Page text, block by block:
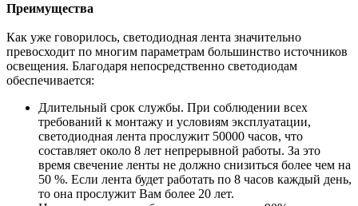
Преимущества
Как уже говорилось, светодиодная лента значительно
превосходит по многим параметрам большинство источников
освещения. Благодаря непосредственно светодиодам
обеспечивается:
Длительный срок службы. При соблюдении всех
требований к монтажу и условиям эксплуатации,
светодиодная лента прослужит 50000 часов, что
составляет около 8 лет непрерывной работы. За это
время свечение ленты не должно снизиться более чем на
50 %. Если лента будет работать по 8 часов каждый день,
то она прослужит Вам более 20 лет.